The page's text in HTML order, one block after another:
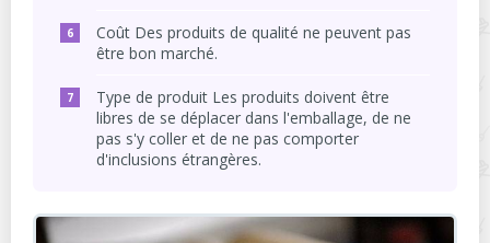
Coût Des produits de qualité ne peuvent pas
être bon marché.
Type de produit Les produits doivent être
libres de se déplacer dans l'emballage, de ne
pas s'y coller et de ne pas comporter
d'inclusions étrangères.